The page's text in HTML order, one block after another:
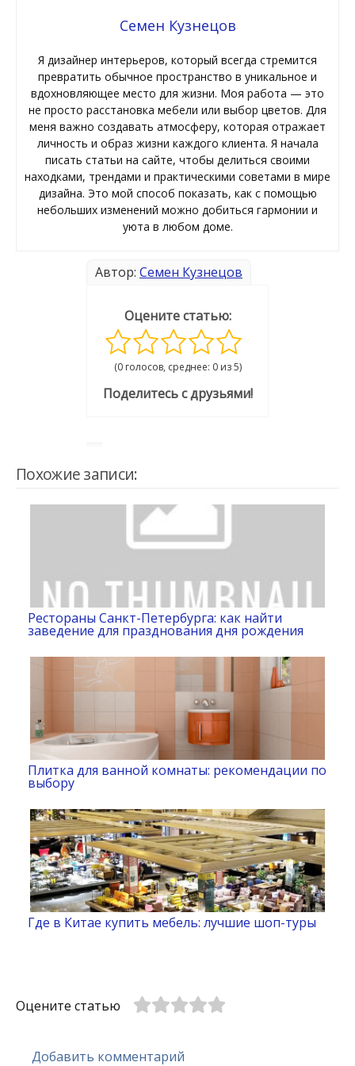
Семен Кузнецов
Я дизайнер интерьеров, который всегда стремится
превратить обычное пространство в уникальное и
вдохновляющее место для жизни. Моя работа — это
не просто расстановка мебели или выбор цветов. Для
меня важно создавать атмосферу, которая отражает
личность и образ жизни каждого клиента. Я начала
писать статьи на сайте, чтобы делиться своими
находками, трендами и практическими советами в мире
дизайна. Это мой способ показать, как с помощью
небольших изменений можно добиться гармонии и
уюта в любом доме.
Автор: Семен Кузнецов
Оцените статью:
(0 голосов, среднее: 0 из 5)
Поделитесь с друзьями!
Похожие записи:
Рестораны Санкт-Петербурга: как найти
заведение для празднования дня рождения
Плитка для ванной комнаты: рекомендации по
выбору
Где в Китае купить мебель: лучшие шоп-туры
Оцените статью
Добавить комментарий